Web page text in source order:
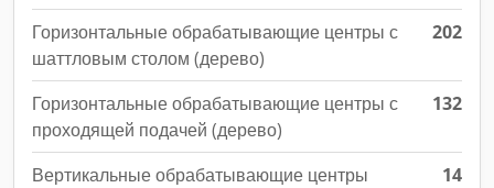
Горизонтальные обрабатывающие центры с
шаттловым столом (дерево)
202
Горизонтальные обрабатывающие центры с
проходящей подачей (дерево)
132
Вертикальные обрабатывающие центры
14